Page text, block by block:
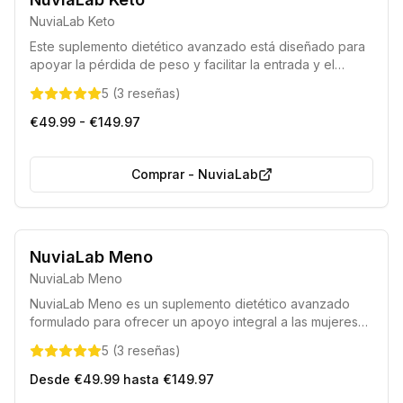
Elaborado con componentes completamente naturales.
NuviaLab Keto
Este suplemento dietético avanzado está diseñado para
apoyar la pérdida de peso y facilitar la entrada y el
ingredientes naturales, ayuda a controlar el apetito,
acelera el metabolismo y la quema de grasas, a la vez
los resultados.
5 (3 reseñas)
€49.99 - €149.97
Comprar- NuviaLab
Libre de organismos modificados genéticamente (GMO).
Completamente natural.
NuviaLab Meno
NuviaLab Meno
NuviaLab Meno es un suplemento dietético avanzado
formulado para ofrecer un apoyo integral a las mujeres
ayuda a mitigar los síntomas más comunes de esta etapa,
restaurando la vitalidad y mejorando el bienestar general.
5 (3 reseñas)
Desde €49.99 hasta €149.97